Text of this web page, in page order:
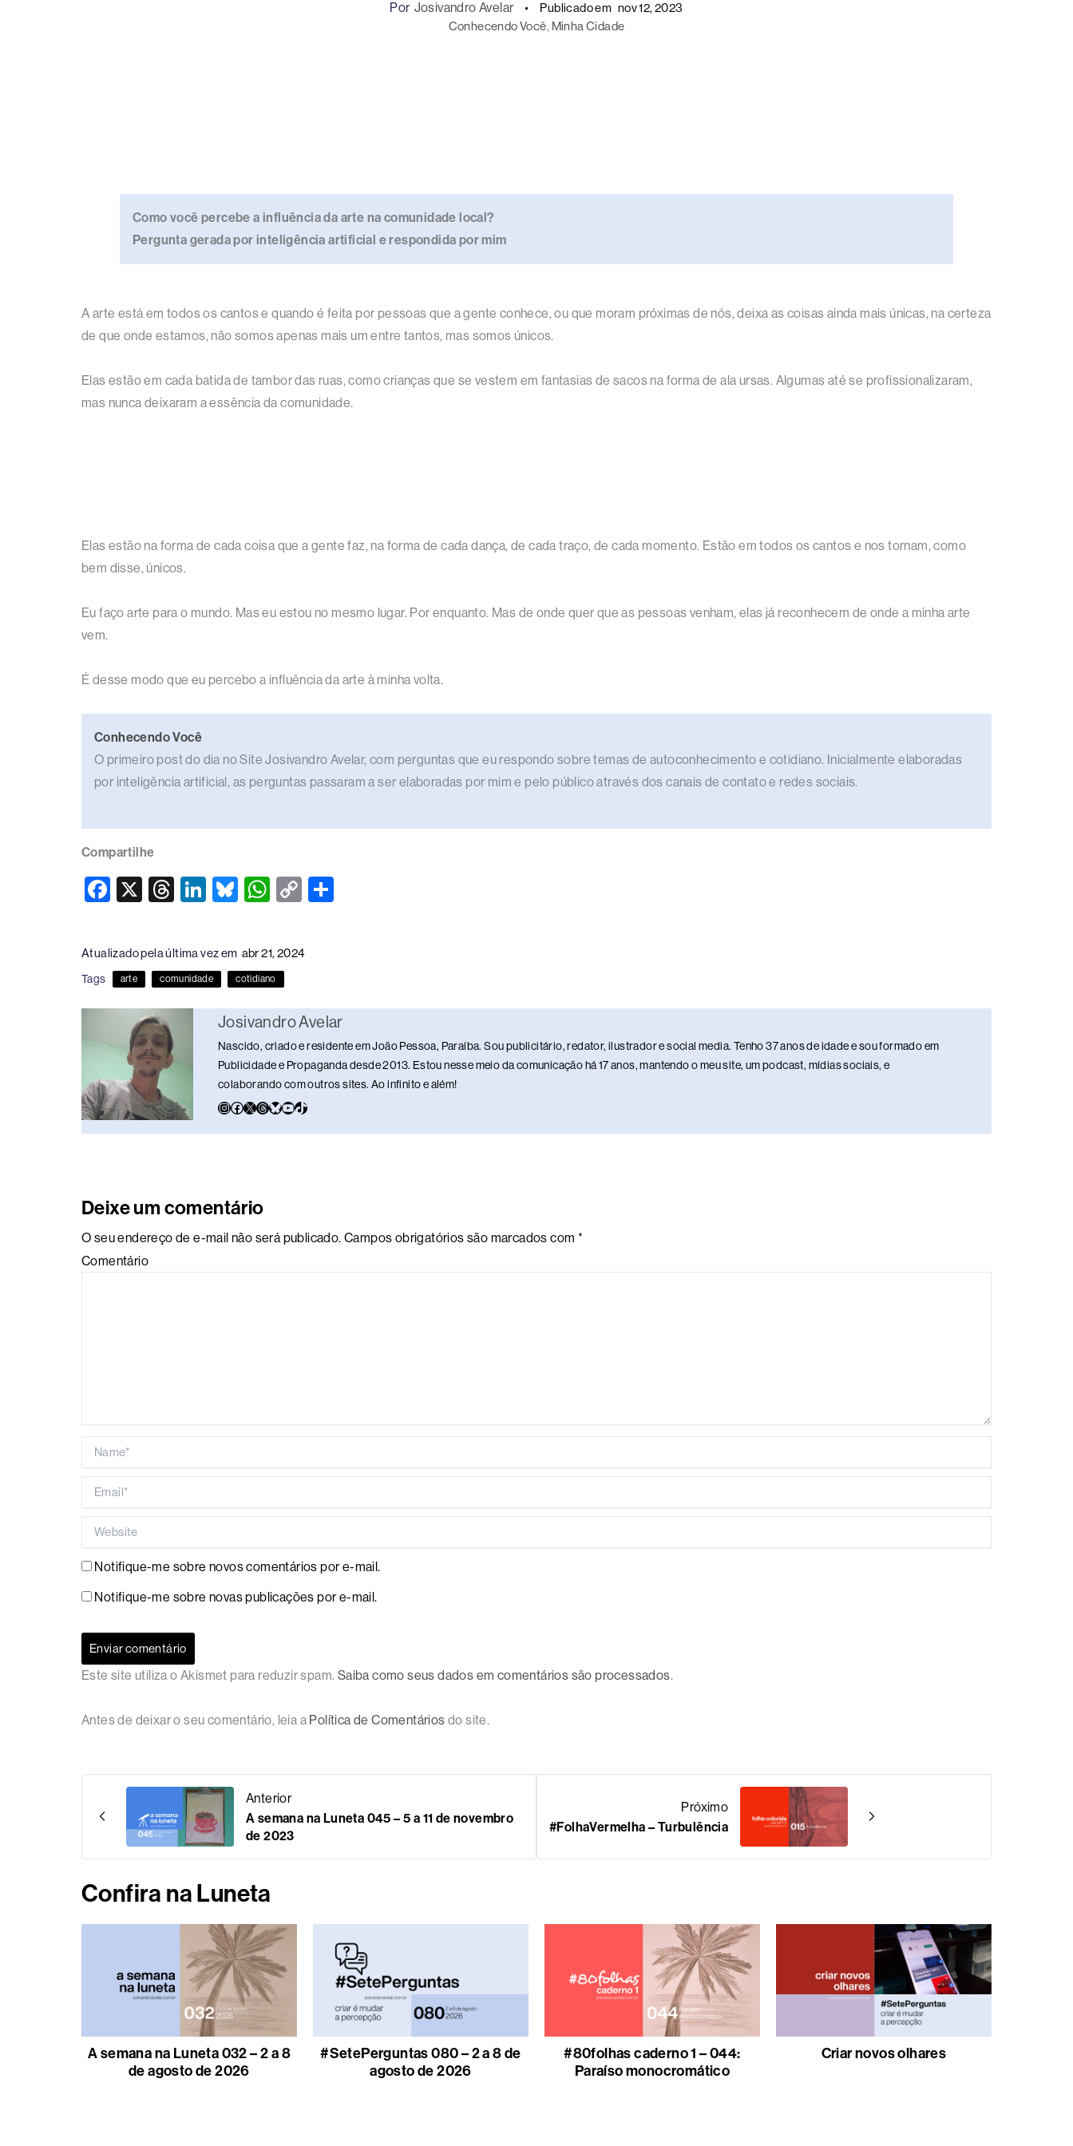
Por Josivandro Avelar Publicado em nov 12, 2023
Conhecendo Você, Minha Cidade
Como você percebe a influência da arte na comunidade local?
Pergunta gerada por inteligência artificial e respondida por mim
A arte está em todos os cantos e quando é feita por pessoas que a gente conhece, ou que moram próximas de nós, deixa as coisas ainda mais únicas, na certeza
de que onde estamos, não somos apenas mais um entre tantos, mas somos únicos.
Elas estão em cada batida de tambor das ruas, como crianças que se vestem em fantasias de sacos na forma de ala ursas. Algumas até se profissionalizaram,
mas nunca deixaram a essência da comunidade.
Elas estão na forma de cada coisa que a gente faz, na forma de cada dança, de cada traço, de cada momento. Estão em todos os cantos e nos tornam, como
bem disse, únicos.
Eu faço arte para o mundo. Mas eu estou no mesmo lugar. Por enquanto. Mas de onde quer que as pessoas venham, elas já reconhecem de onde a minha arte
vem.
É desse modo que eu percebo a influência da arte à minha volta.
Conhecendo Você
O primeiro post do dia no Site Josivandro Avelar, com perguntas que eu respondo sobre temas de autoconhecimento e cotidiano. Inicialmente elaboradas
por inteligência artificial, as perguntas passaram a ser elaboradas por mim e pelo público através dos canais de contato e redes sociais.
Compartilhe
F
e
b
o
o
X
T
a
d
s
Li
e
dI
n
Bl
sk
y
W
s
A
p
p
C
y
n
k
Atualizado pela última vez em abr 21, 2024
Tags arte comunidade cotidiano
Josivandro Avelar
Nascido, criado e residente em João Pessoa, Paraíba. Sou publicitário, redator, ilustrador e social media. Tenho 37 anos de idade e sou formado em
Publicidade e Propaganda desde 2013. Estou nesse meio da comunicação há 17 anos, mantendo o meu site, um podcast, mídias sociais, e
colaborando com outros sites. Ao infinito e além!
Deixe um comentário
O seu endereço de e-mail não será publicado. Campos obrigatórios são marcados com *
Comentário
Notifique-me sobre novos comentários por e-mail.
Notifique-me sobre novas publicações por e-mail.
Este site utiliza o Akismet para reduzir spam. Saiba como seus dados em comentários são processados.
Antes de deixar o seu comentário, leia a Política de Comentários do site.
Anterior
A semana na Luneta 045 – 5 a 11 de novembro
de 2023
Próximo
#FolhaVermelha – Turbulência
Confira na Luneta
A semana na Luneta 032 – 2 a 8
de agosto de 2026
#SetePerguntas 080 – 2 a 8 de
agosto de 2026
#80folhas caderno 1 – 044:
Paraíso monocromático
Criar novos olhares